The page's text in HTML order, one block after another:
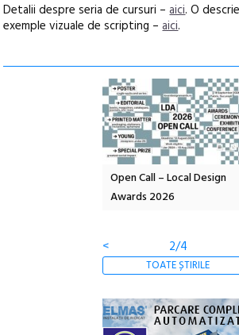
Detalii despre seria de cursuri –aici. O
exemple vizuale de scripting –aici.
Open Call – Local Design
Awards 2026
<
2/4
TOATE ȘTIRILE